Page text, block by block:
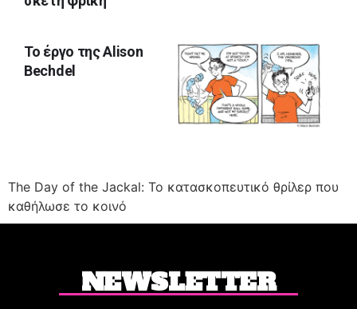
Το έργο της Alison
Bechdel
The Day of the Jackal: Το κατασκοπευτικό θρίλερ που
καθήλωσε το κοινό
NEWSLETTER